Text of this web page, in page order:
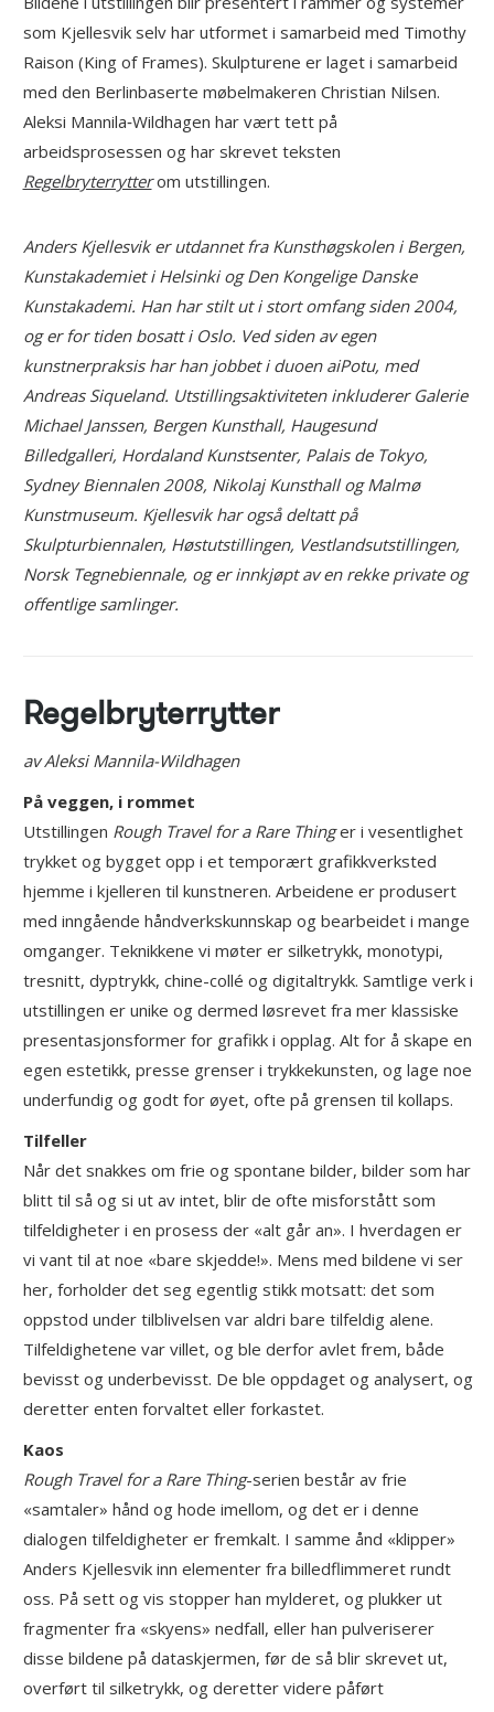
som Kjellesvik selv har utformet i samarbeid med Timothy
Raison (King of Frames). Skulpturene er laget i samarbeid
med den Berlinbaserte møbelmakeren Christian Nilsen.
Aleksi Mannila‑Wildhagen har vært tett på
arbeidsprosessen og har skrevet teksten
Regelbryterrytterom utstillingen.
Anders Kjellesvik er utdannet fra Kunsthøgskolen i Bergen,
Kunstakademiet i Helsinki og Den Kongelige Danske
Kunstakademi. Han har stilt ut i stort omfang siden 2004,
og er for tiden bosatt i Oslo. Ved siden av egen
kunstnerpraksis har han jobbet i duoen aiPotu, med
Andreas Siqueland. Utstillingsaktiviteten inkluderer Galerie
Michael Janssen, Bergen Kunsthall, Haugesund
Billedgalleri, Hordaland Kunstsenter, Palais de Tokyo,
Sydney Biennalen 2008, Nikolaj Kunsthall og Malmø
Kunstmuseum. Kjellesvik har også deltatt på
Skulpturbiennalen, Høstutstillingen, Vestlandsutstillingen,
Norsk Tegnebiennale, og er innkjøpt av en rekke private og
offentlige samlinger.
Regelbryterrytter
av Aleksi Mannila-Wildhagen
På veggen, i rommet
Utstillingen Rough Travel for a Rare Thinger i vesentlighet
trykket og bygget opp i et temporært grafikkverksted
hjemme i kjelleren til kunstneren. Arbeidene er produsert
med inngående håndverkskunnskap og bearbeidet i mange
omganger. Teknikkene vi møter er silketrykk, monotypi,
tresnitt, dyptrykk, chine-collé og digitaltrykk. Samtlige verk i
utstillingen er unike og dermed løsrevet fra mer klassiske
presentasjonsformer for grafikk i opplag. Alt for å skape en
egen estetikk, presse grenser i trykkekunsten, og lage noe
underfundig og godt for øyet, ofte på grensen til kollaps.
Tilfeller
Når det snakkes om frie og spontane bilder, bilder som har
blitt til så og si ut av intet, blir de ofte misforstått som
tilfeldigheter i en prosess der «alt går an». I hverdagen er
vi vant til at noe «bare skjedde!». Mens med bildene vi ser
her, forholder det seg egentlig stikk motsatt: det som
oppstod under tilblivelsen var aldri bare tilfeldig alene.
Tilfeldighetene var villet, og ble derfor avlet frem, både
bevisst og underbevisst. De ble oppdaget og analysert, og
deretter enten forvaltet eller forkastet.
Kaos
Rough Travel for a Rare Thing-serien består av frie
«samtaler» hånd og hode imellom, og det er i denne
dialogen tilfeldigheter er fremkalt. I samme ånd «klipper»
Anders Kjellesvik inn elementer fra billedflimmeret rundt
oss. På sett og vis stopper han mylderet, og plukker ut
fragmenter fra «skyens» nedfall, eller han pulveriserer
disse bildene på dataskjermen, før de så blir skrevet ut,
overført til silketrykk, og deretter videre påført